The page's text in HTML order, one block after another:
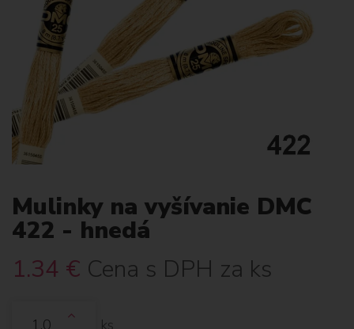
Mulinky na vyšívanie DMC
422 - hnedá
1.34 € Cena s DPH za ks
ks